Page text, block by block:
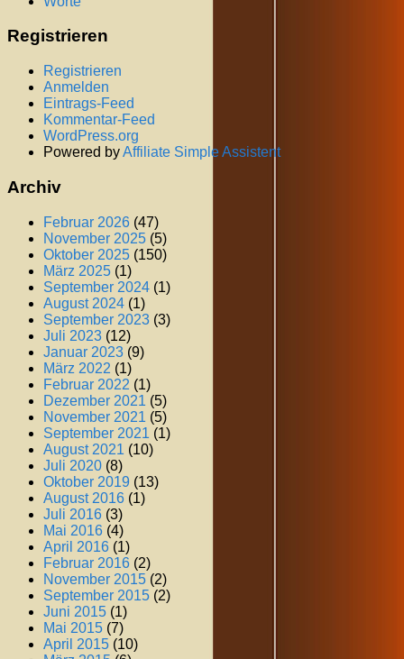
Registrieren
Registrieren
Anmelden
Eintrags-Feed
Kommentar-Feed
WordPress.org
Powered byAffiliate Simple Assistent
Archiv
Februar 2026 (47)
November 2025 (5)
Oktober 2025 (150)
März 2025 (1)
September 2024 (1)
August 2024 (1)
September 2023 (3)
Juli 2023 (12)
Januar 2023 (9)
März 2022 (1)
Februar 2022 (1)
Dezember 2021 (5)
November 2021 (5)
September 2021 (1)
August 2021 (10)
Juli 2020 (8)
Oktober 2019 (13)
August 2016 (1)
Juli 2016 (3)
Mai 2016 (4)
April 2016 (1)
Februar 2016 (2)
November 2015 (2)
September 2015 (2)
Juni 2015 (1)
Mai 2015 (7)
April 2015 (10)